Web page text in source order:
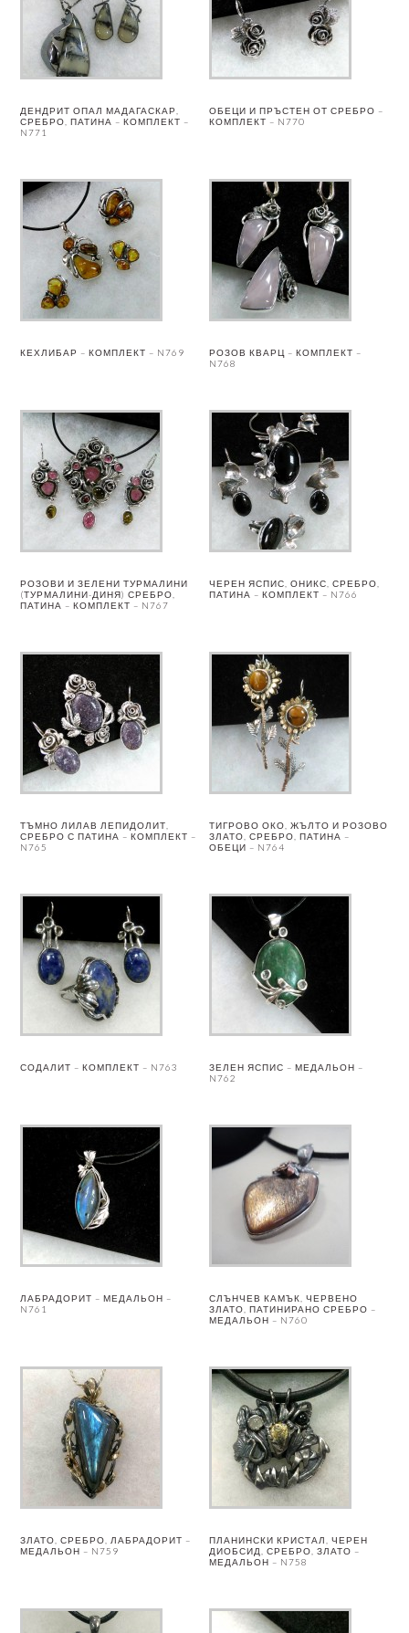
ДЕНДРИТ ОПАЛ МАДАГАСКАР,
СРЕБРО, ПАТИНА – КОМПЛЕКТ –
N771
ОБЕЦИ И ПРЪСТЕН ОТ СРЕБРО –
КОМПЛЕКТ – N770
КЕХЛИБАР – КОМПЛЕКТ – N769
РОЗОВ КВАРЦ – КОМПЛЕКТ –
N768
РОЗОВИ И ЗЕЛЕНИ ТУРМАЛИНИ
(ТУРМАЛИНИ-ДИНЯ) СРЕБРО,
ПАТИНА – КОМПЛЕКТ – N767
ЧЕРЕН ЯСПИС, ОНИКС, СРЕБРО,
ПАТИНА – КОМПЛЕКТ – N766
ТЪМНО ЛИЛАВ ЛЕПИДОЛИТ,
СРЕБРО С ПАТИНА – КОМПЛЕКТ –
N765
ТИГРОВО ОКО, ЖЪЛТО И РОЗОВО
ЗЛАТО, СРЕБРО, ПАТИНА –
ОБЕЦИ – N764
СОДАЛИТ – КОМПЛЕКТ – N763
ЗЕЛЕН ЯСПИС – МЕДАЛЬОН –
N762
ЛАБРАДОРИТ – МЕДАЛЬОН –
N761
СЛЪНЧЕВ КАМЪК, ЧЕРВЕНО
ЗЛАТО, ПАТИНИРАНО СРЕБРО –
МЕДАЛЬОН – N760
ЗЛАТО, СРЕБРО, ЛАБРАДОРИТ –
МЕДАЛЬОН – N759
ПЛАНИНСКИ КРИСТАЛ, ЧЕРЕН
ДИОБСИД, СРЕБРО, ЗЛАТО –
МЕДАЛЬОН – N758